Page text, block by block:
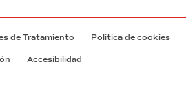
de Tratamiento Política de cookies
Accesibilidad